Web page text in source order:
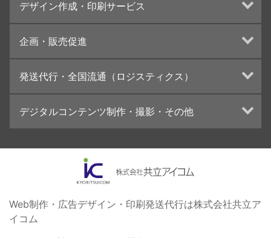
インターネット広告代行
UI・UXデザイン設計
デザイン作成・印刷サービス
カタログデザインの制作・印刷
学校・会社案内パンフレット制作・印刷
高精細印刷（スブリマ印刷）
社内報
名刺
一般印刷 （オンデマンド・オフセット）
ユニバーサル・コミュニケーション・デザイン
企画・販売促進
ブランディング戦略
コンテンツ制作
採用プロモーション
発送代行・全国流通（ロジスティクス）
デジタルコンテンツ制作・撮影・その他
イラスト・キャラクター制作
ロゴデザイン・CI設計
コピー・ライティング
電子ブック制作
自社メディア
Web制作・広告デザイン・印刷発送代行は株式会社共立ア
イコム